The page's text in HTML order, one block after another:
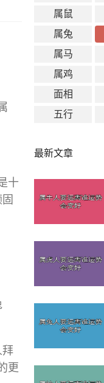
十
拜
更
属鼠
属兔
属马
属鸡
面相
五行
最新文章